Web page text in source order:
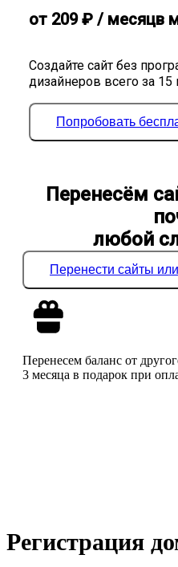
Создайте сайт без
дизайнеров всего за 15
от 209₽ / месяцв
Попробовать
Перенесём
любой
Перенести сайты
Перенесем баланс от
3 месяца в подарок при
Регистрация